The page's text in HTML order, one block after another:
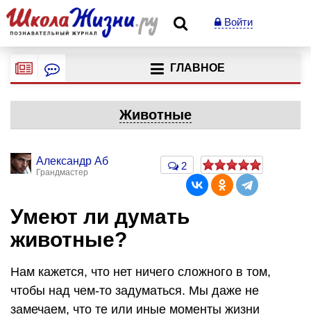
Войти
ГЛАВНОЕ
Животные
Александр Аб
Грандмастер
2
Умеют ли думать
животные?
Нам кажется, что нет ничего сложного в том,
чтобы над чем-то задуматься. Мы даже не
замечаем, что те или иные моменты жизни